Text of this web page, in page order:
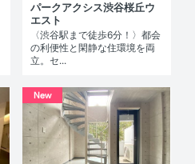
パークアクシス渋谷桜丘ウ
エスト
〈渋谷駅まで徒歩6分！〉都会
の利便性と閑静な住環境を両
立。セ...
New